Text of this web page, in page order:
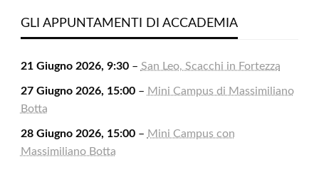
2026
2026
2026
2026
2026
GLI APPUNTAMENTI DI ACCADEMIA
21 Giugno 2026, 9:30– San Leo, Scacchi in Fortezza
27 Giugno 2026, 15:00– Mini Campus di Massimiliano
Botta
28 Giugno 2026, 15:00– Mini Campus con
Massimiliano Botta